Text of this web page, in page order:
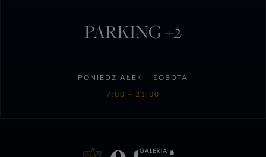
PARKING +2
PONIEDZIAŁEK - SOBOTA
7:00 - 21:00